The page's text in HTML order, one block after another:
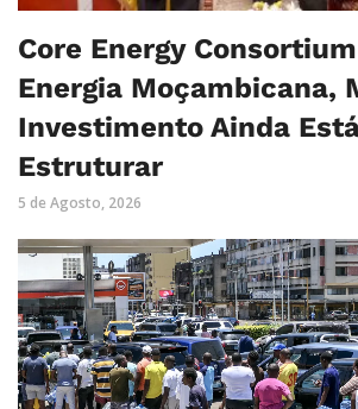
Core Energy
Energia Moçambicana,
Investimento Ainda
Estruturar
5 de Agosto, 2026